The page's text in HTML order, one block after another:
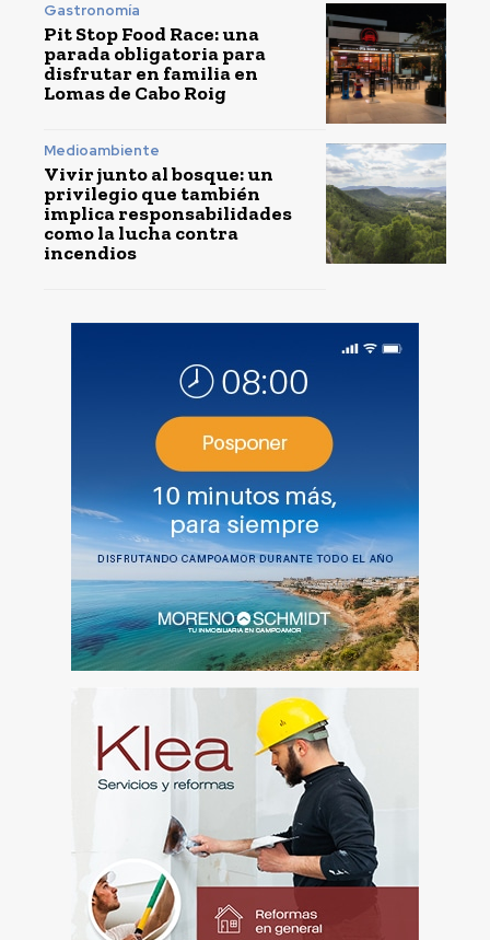
Gastronomía
Pit Stop Food Race: una
parada obligatoria para
disfrutar en familia en
Lomas de Cabo Roig
Medioambiente
Vivir junto al bosque: un
privilegio que también
implica responsabilidades
como la lucha contra
incendios